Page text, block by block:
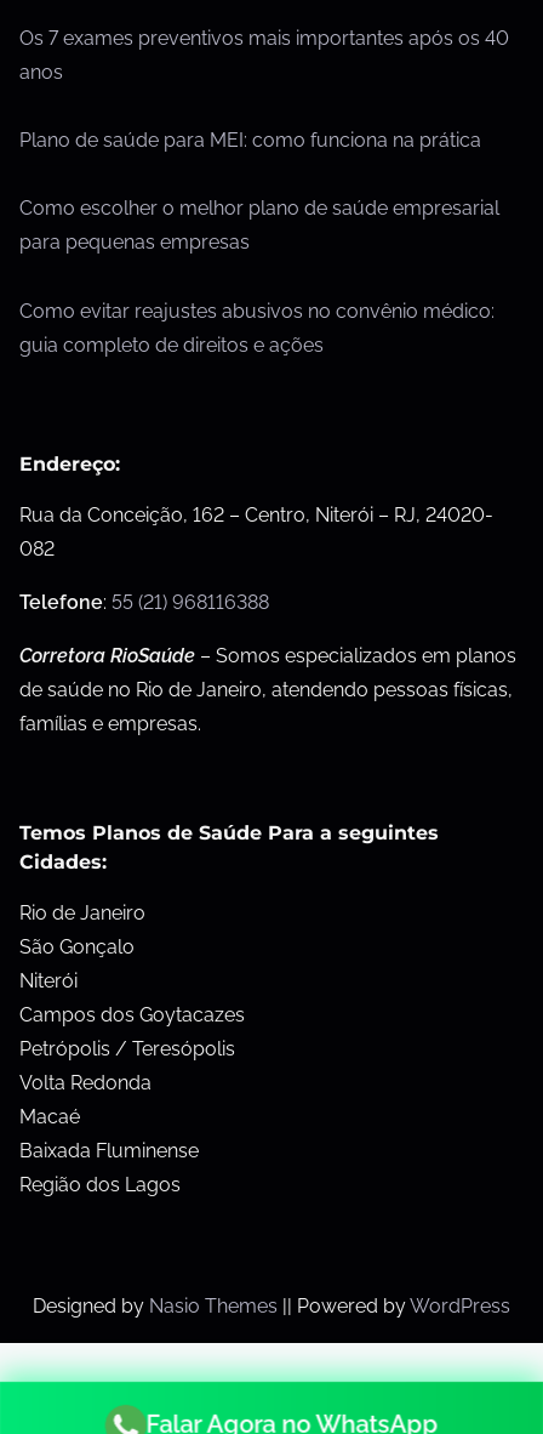
Os 7 exames preventivos mais importantes após os 40
anos
Plano de saúde para MEI: como funciona na prática
Como escolher o melhor plano de saúde empresarial
para pequenas empresas
Como evitar reajustes abusivos no convênio médico:
guia completo de direitos e ações
Endereço:
Rua da Conceição, 162 – Centro, Niterói – RJ, 24020-
082
Telefone: 55 (21) 968116388
Corretora RioSaúde – Somos especializados em planos
de saúde no Rio de Janeiro, atendendo pessoas físicas,
famílias e empresas.
Temos Planos de Saúde Para a seguintes
Cidades:
Rio de Janeiro
São Gonçalo
Niterói
Campos dos Goytacazes
Petrópolis / Teresópolis
Volta Redonda
Macaé
Baixada Fluminense
Região dos Lagos
Designed by Nasio Themes || Powered byWordPress
Falar Agora no WhatsApp